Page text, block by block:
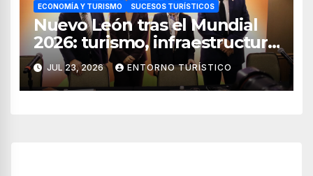
ECONOMÍA Y TURISMO SUCESOS TURÍSTICOS
Nuevo León tras el Mundial
2026: turismo, infraestructura
y cifras récord
JUL 23, 2026 ENTORNO TURÍSTICO